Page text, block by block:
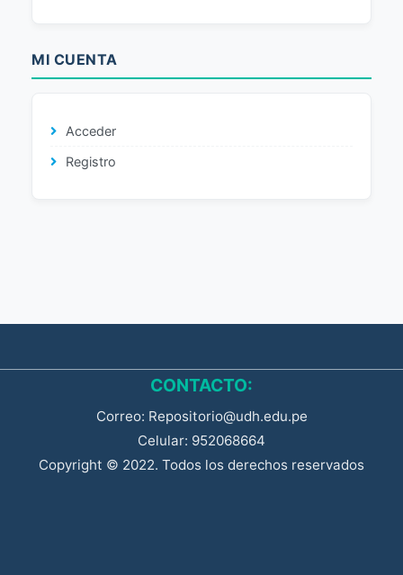
MI CUENTA
Acceder
Registro
CONTACTO:
Correo: Repositorio@udh.edu.pe
Celular: 952068664
Copyright © 2022. Todos los derechos reservados